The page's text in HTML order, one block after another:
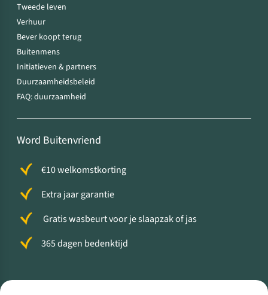
Tweede leven
Verhuur
Bever koopt terug
Buitenmens
Initiatieven & partners
Duurzaamheidsbeleid
FAQ: duurzaamheid
Word Buitenvriend
€10 welkomstkorting
Extra jaar garantie
Gratis wasbeurt voor je slaapzak of jas
365 dagen bedenktijd